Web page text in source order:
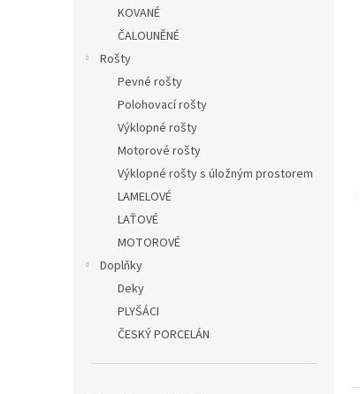
KOVANÉ
ČALOUNĚNÉ
Rošty
Pevné rošty
Polohovací rošty
Výklopné rošty
Motorové rošty
Výklopné rošty s úložným prostorem
LAMELOVÉ
LAŤOVÉ
MOTOROVÉ
Doplňky
Deky
PLYŠÁCI
ČESKÝ PORCELÁN